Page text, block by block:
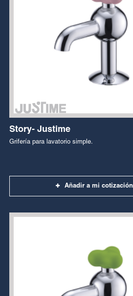
Story- Justime
Grifería para lavatorio simple.
Añadir a mi cotización